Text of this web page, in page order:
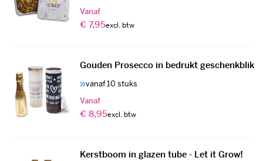
Vanaf
€ 7,95
Gouden Prosecco in bedrukt geschenkblik
vanaf 10 stuks
Vanaf
€ 8,95
Kerstboom in glazen tube - Let it Grow!